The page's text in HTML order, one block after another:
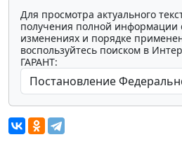
Для просмотра актуального
получения полной информации
изменениях и порядке
воспользуйтесь поиском в
ГАРАНТ: